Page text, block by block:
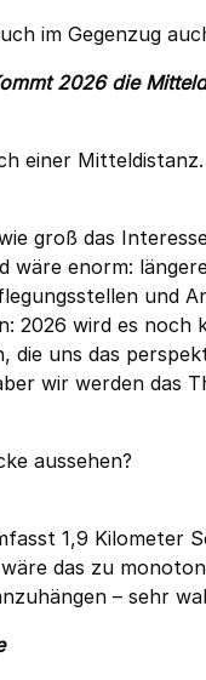
im Gegenzug
2026 die
einer
groß das
wäre enorm:
und
2026 wird es noch
die uns das
wir werden das
aussehen?
1,9 Kilometer
das zu
– sehr